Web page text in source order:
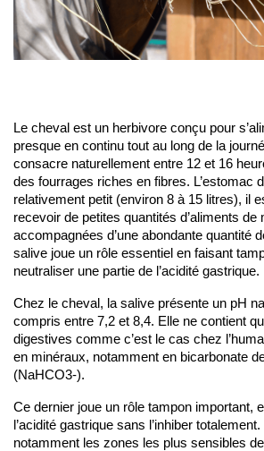
Le cheval est un herbivore conçu pour
presque en continu tout au long de la
consacre naturellement entre 12 et 16
des fourrages riches en fibres. L’estomac
relativement petit (environ 8 à 15 litres), il
recevoir de petites quantités d’aliments de
accompagnées d’une abondante quantité
salive joue un rôle essentiel en faisant
neutraliser une partie de l’acidité gastrique.
Chez le cheval, la salive présente un pH
compris entre 7,2 et 8,4. Elle ne contient
digestives comme c’est le cas chez
en minéraux, notamment en bicarbonate
(NaHCO3-).
Ce dernier joue un rôle tampon important,
l’acidité gastrique sans l’inhiber
notamment les zones les plus sensibles